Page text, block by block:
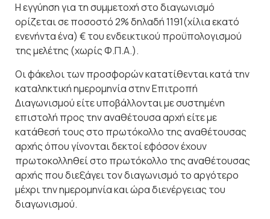
Η εγγύηση για τη συμμετοχή στο διαγωνισμό
ορίζεται σε ποσοστό 2% δηλαδή 1191(χίλια εκατό
ενενήντα ένα) € του ενδεικτικού προϋπολογισμού
της μελέτης (χωρίς Φ.Π.Α.).
Οι φάκελοι των προσφορών κατατίθενται κατά την
καταληκτική ημερομηνία στην Επιτροπή
Διαγωνισμού είτε υποβάλλονται με συστημένη
επιστολή προς την αναθέτουσα αρχή είτε με
κατάθεσή τους στο πρωτόκολλο της αναθέτουσας
αρχής όπου γίνονται δεκτοί εφόσον έχουν
πρωτοκολληθεί στο πρωτόκολλο της αναθέτουσας
αρχής που διεξάγει τον διαγωνισμό το αργότερο
μέχρι την ημερομηνία και ώρα διενέργειας του
διαγωνισμού.